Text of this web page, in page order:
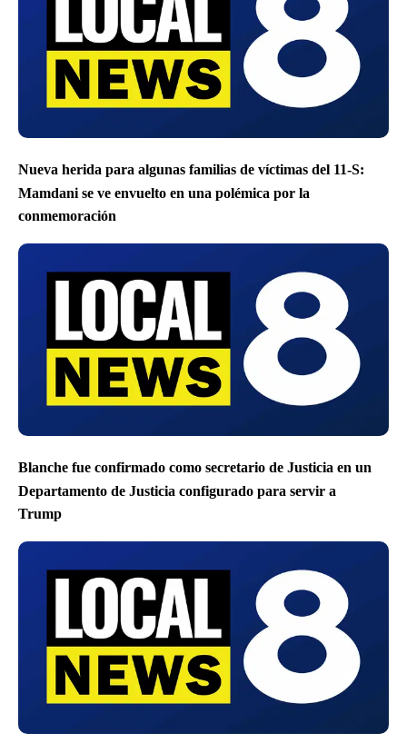
Nueva herida para algunas familias de víctimas del 11-S:
Mamdani se ve envuelto en una polémica por la
conmemoración
Blanche fue confirmado como secretario de Justicia en un
Departamento de Justicia configurado para servir a
Trump